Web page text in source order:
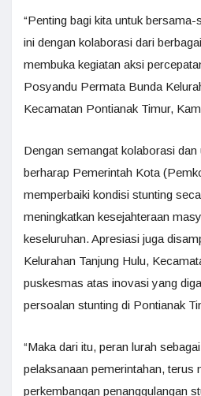
“Penting bagi kita untuk
ini dengan kolaborasi dari
membuka kegiatan aksi
Posyandu Permata Bunda
Kecamatan Pontianak Timur,
Dengan semangat kolaborasi
berharap Pemerintah Kota
memperbaiki kondisi stunting
meningkatkan kesejahteraan
keseluruhan. Apresiasi juga
Kelurahan Tanjung Hulu,
puskesmas atas inovasi yang
persoalan stunting di Pontianak
“Maka dari itu, peran lurah
pelaksanaan pemerintahan, terus
perkembangan penanggulangan